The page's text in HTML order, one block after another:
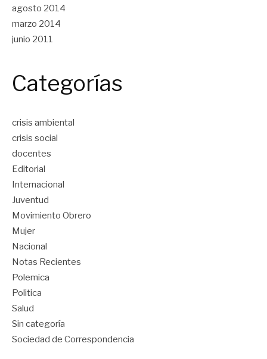
agosto 2014
marzo 2014
junio 2011
Categorías
crisis ambiental
crisis social
docentes
Editorial
Internacional
Juventud
Movimiento Obrero
Mujer
Nacional
Notas Recientes
Polemica
Politica
Salud
Sin categoría
Sociedad de Correspondencia